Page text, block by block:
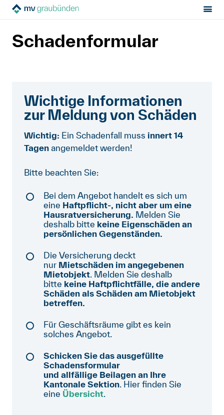
Politik & Positionen
Über uns
Kontakt
Newsletter
Schadenformular
Schadenformular
Wichtige Informationen
zur Meldung von Schäden
Wichtig: Ein Schadenfall muss innert 14
Tagen angemeldet werden!
Bitte beachten Sie:
Bei dem Angebot handelt es sich um
eine Haftpflicht-, nicht aber um eine
Hausratversicherung. Melden Sie
deshalb bitte keine Eigenschäden an
persönlichen Gegenständen.
Die Versicherung deckt
nur Mietschäden im angegebenen
Mietobjekt . Melden Sie deshalb
bitte keine Haftpflichtfälle, die andere
Schäden als Schäden am Mietobjekt
betreffen.
Für Geschäftsräume gibt es kein
solches Angebot.
Schicken Sie das ausgefüllte
Schadensformular
und allfällige Beilagen an Ihre
Kantonale Sektion . Hier finden Sie
eine Übersicht